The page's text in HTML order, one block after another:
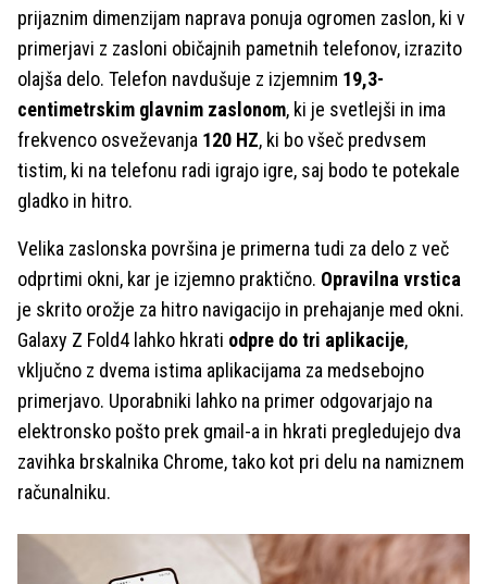
prijaznim dimenzijam naprava ponuja ogromen zaslon, ki v
primerjavi z zasloni običajnih pametnih telefonov, izrazito
olajša delo. Telefon navdušuje z izjemnim 19,3-
centimetrskim glavnim zaslonom, ki je svetlejši in ima
frekvenco osveževanja 120 HZ, ki bo všeč predvsem
tistim, ki na telefonu radi igrajo igre, saj bodo te potekale
gladko in hitro.
Velika zaslonska površina je primerna tudi za delo z več
odprtimi okni, kar je izjemno praktično. Opravilna vrstica
je skrito orožje za hitro navigacijo in prehajanje med okni.
Galaxy Z Fold4 lahko hkrati odpre do tri aplikacije,
vključno z dvema istima aplikacijama za medsebojno
primerjavo. Uporabniki lahko na primer odgovarjajo na
elektronsko pošto prek gmail-a in hkrati pregledujejo dva
zavihka brskalnika Chrome, tako kot pri delu na namiznem
računalniku.